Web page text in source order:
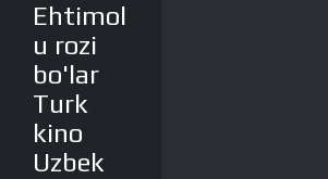
Ehtimol
u rozi
bo'lar
Turk
kino
Uzbek